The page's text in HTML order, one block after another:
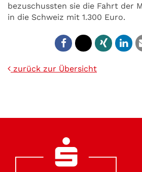
bezuschussten sie die Fahrt der
in die Schweiz mit 1.300 Euro.
zurück zur Übersicht